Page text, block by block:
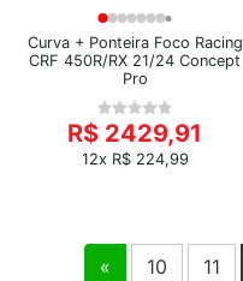
Curva + Ponteira Foco Racing
CRF 450R/RX 21/24 Concept
Pro
R$ 2429,91
12x R$ 224,99
« 10 11